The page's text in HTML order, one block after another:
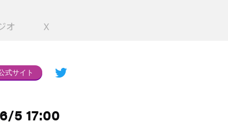
オ X
式サイト
5 17:00